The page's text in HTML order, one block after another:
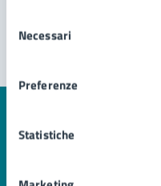
delNecessari
Preferenze
Statistiche
Comune di Jesolo